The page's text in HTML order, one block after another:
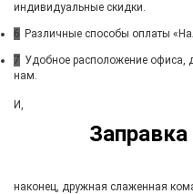
индивидуальные скидки.
6 Различные способы оплаты
7 Удобное расположение офиса,
нам.
Заправка
И,
наконец, дружная слаженная